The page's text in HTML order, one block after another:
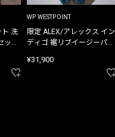
ト 洗
ト
WP WESTPOINT
限定 ALEX/アレックス イン
ディゴ 裾リブイージーパン
¥31,900